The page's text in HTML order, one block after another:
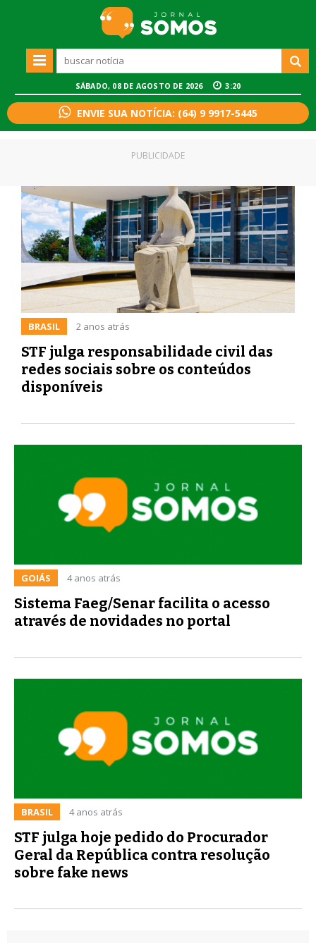
SÁBADO, 08 DE AGOSTO DE 2026 3:20
ENVIE SUA NOTÍCIA: (64) 9 9917-5445
BRASIL 2 anos atrás
STF julga responsabilidade civil das
redes sociais sobre os conteúdos
disponíveis
PUBLICIDADE
GOIÁS 4 anos atrás
Sistema Faeg/Senar facilita o acesso
através de novidades no portal
BRASIL 4 anos atrás
STF julga hoje pedido do Procurador
Geral da República contra resolução
sobre fake news